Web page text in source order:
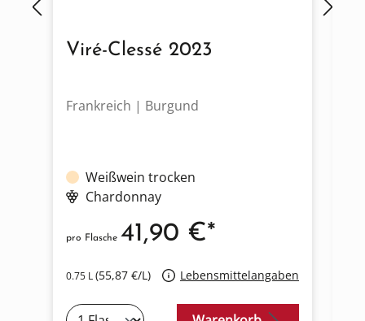
Viré-Clessé 2023
Frankreich | Burgund
Weißwein trocken
Chardonnay
0.75 L(55,87 €/L) Lebensmittelangaben
pro Flasche 41,90 €*